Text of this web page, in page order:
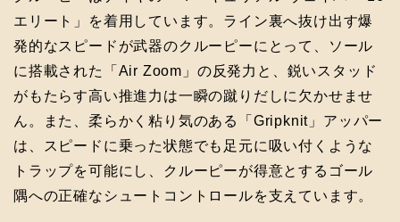
エリート」を着用しています。ライン裏へ抜け出す爆
発的なスピードが武器のクルーピーにとって、ソール
に搭載された「Air Zoom」の反発力と、鋭いスタッド
がもたらす高い推進力は一瞬の蹴りだしに欠かせませ
ん。また、柔らかく粘り気のある「Gripknit」アッパー
は、スピードに乗った状態でも足元に吸い付くような
トラップを可能にし、クルーピーが得意とするゴール
隅への正確なシュートコントロールを支えています。